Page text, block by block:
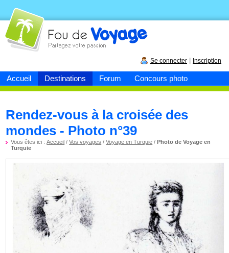
Accueil Destinations Forum Concours photo
Fou devoyage
Se connecter Inscription
Rendez-vous à la croisée des
mondes - Photo n°39
Vous êtes ici :Accueil /Vos voyages /Voyage en Turquie /Photo de Voyage en
Turquie